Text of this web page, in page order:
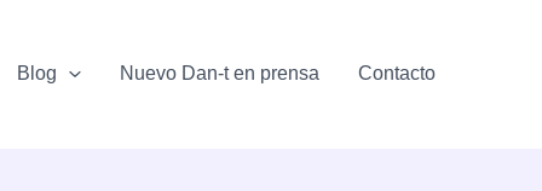
Blog Nuevo Dan-t en prensa Contacto